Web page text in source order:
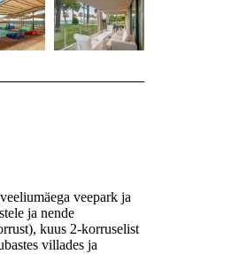
veepark ja
ja nende
kuus 2-korruselist
villades ja